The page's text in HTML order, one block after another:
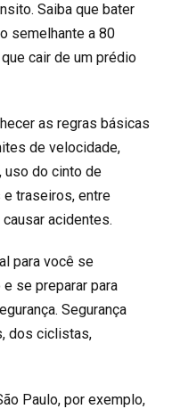
Saiba que bater
semelhante a 80
cair de um prédio
as regras básicas
de velocidade,
uso do cinto de
e traseiros, entre
acidentes.
para você se
se preparar para
Segurança
dos ciclistas,
Paulo, por exemplo,